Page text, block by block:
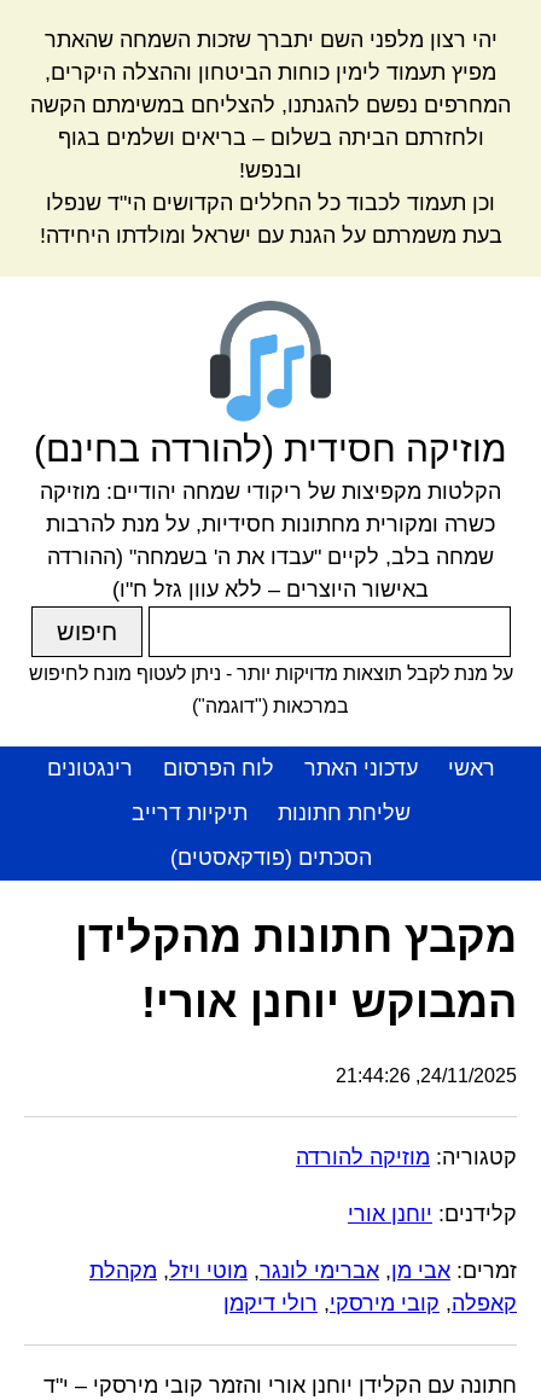
יהי רצון מלפני השם יתברך שזכות השמחה שהאתר
מפיץ תעמוד לימין כוחות הביטחון וההצלה היקרים,
המחרפים נפשם להגנתנו, להצליחם במשימתם הקשה
ולחזרתם הביתה בשלום – בריאים ושלמים בגוף
ובנפש!
וכן תעמוד לכבוד כל החללים הקדושים הי"ד שנפלו
בעת משמרתם על הגנת עם ישראל ומולדתו היחידה!
מוזיקה חסידית (להורדה בחינם)
הקלטות מקפיצות של ריקודי שמחה יהודיים: מוזיקה
כשרה ומקורית מחתונות חסידיות, על מנת להרבות
שמחה בלב, לקיים "עבדו את ה' בשמחה" (ההורדה
באישור היוצרים – ללא עוון גזל ח"ו)
על מנת לקבל תוצאות מדויקות יותר - ניתן לעטוף מונח לחיפוש
במרכאות ("דוגמה")
ראשי עדכוני האתר לוח הפרסום
רינגטונים
שליחת חתונות
תיקיות דרייב
הסכתים (פודקאסטים)
מקבץ חתונות מהקלידן
המבוקש יוחנן אורי!
24/11/2025, 21:44:26
קטגוריה: מוזיקה להורדה
קלידנים: יוחנן אורי
זמרים: אבי מן, אברימי לונגר, מוטי ויזל, מקהלת
קאפלה, קובי מירסקי, רולי דיקמן
חתונה עם הקלידן יוחנן אורי והזמר קובי מירסקי – י"ד